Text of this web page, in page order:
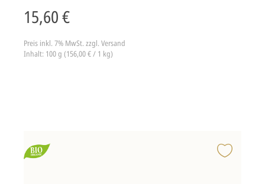
15,60 €
Preis inkl. 7% MwSt. zzgl. Versand
Inhalt: 100 g (156,00 € / 1 kg)